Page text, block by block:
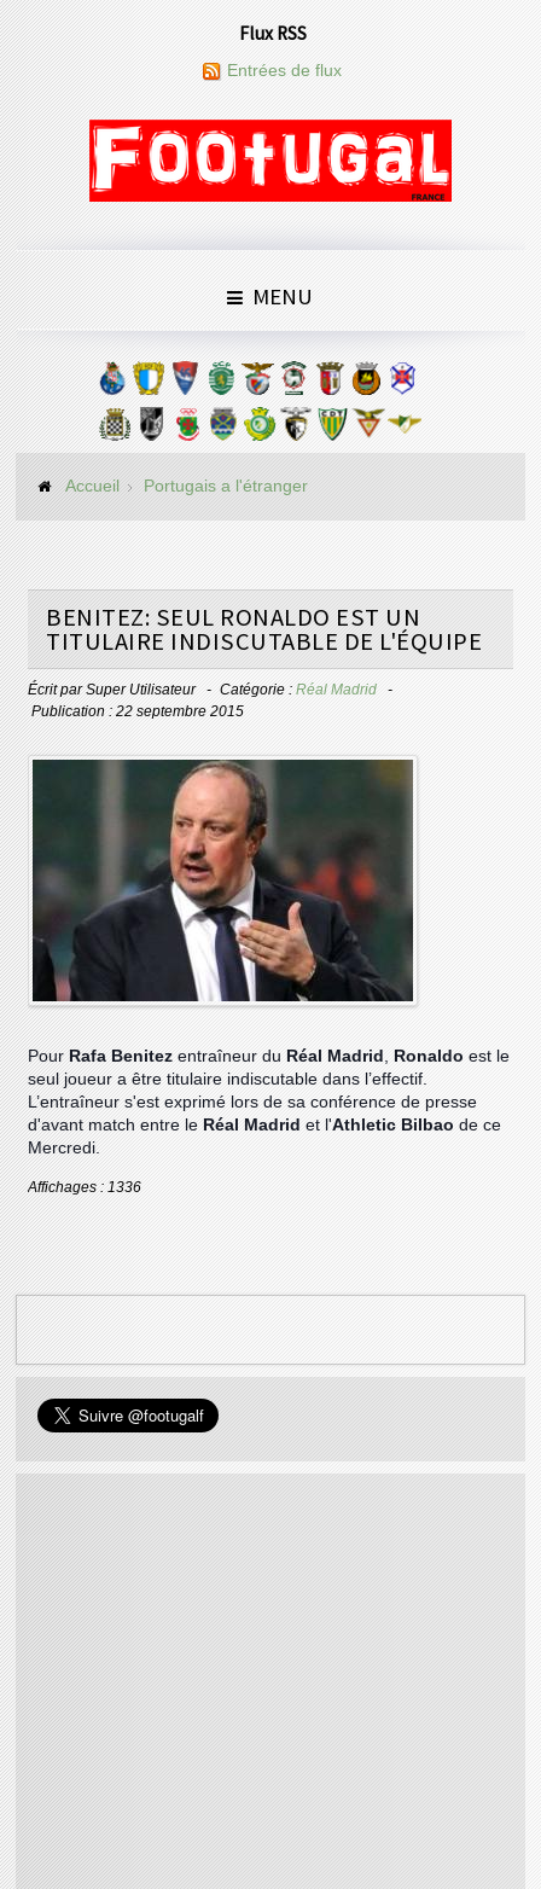
Flux RSS
Entrées de flux
MENU
Accueil Portugais a l'étranger
BENITEZ: SEUL RONALDO EST UN
TITULAIRE INDISCUTABLE DE L'ÉQUIPE
Écrit parSuper Utilisateur Catégorie :Réal Madrid
Publication : 22 septembre 2015
PourRafa Benitez entraîneur duRéal Madrid ,Ronaldo est le
seul joueur a être titulaire indiscutable dans l’effectif.
L’entraîneur s'est exprimé lors de sa conférence de presse
d'avant match entre leRéal Madrid et l'Athletic Bilbao de ce
Mercredi.
Affichages : 1336